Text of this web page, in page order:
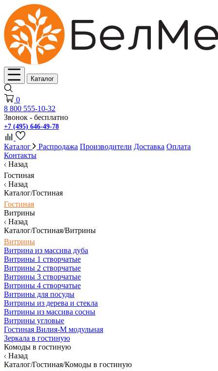
Каталог
0
8 800 555-10-32
Звонок - бесплатно
+7 (495) 646-49-78
Каталог Распродажа Производители Доставка Оплата
Контакты
Назад
Гостиная
Назад
Каталог/Гостиная
Гостиная
Витрины
Назад
Каталог/Гостиная/Витрины
Витрины
Витрина из массива дуба
Витрины 1 створчатые
Витрины 2 створчатые
Витрины 3 створчатые
Витрины 4 створчатые
Витрины для посуды
Витрины из дерева и стекла
Витрины из массива сосны
Витрины угловые
Гостиная Вилия-М модульная
Зеркала в гостиную
Комоды в гостиную
Назад
Каталог/Гостиная/Комоды в гостиную